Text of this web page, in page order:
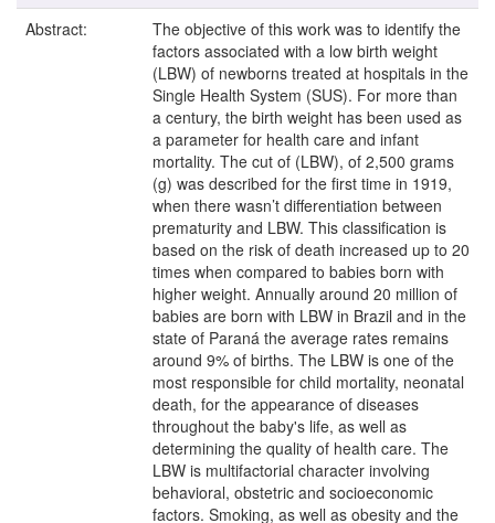
Abstract:
The objective of this work was to identify the
factors associated with a low birth weight
(LBW) of newborns treated at hospitals in the
Single Health System (SUS). For more than
a century, the birth weight has been used as
a parameter for health care and infant
mortality. The cut of (LBW), of 2,500 grams
(g) was described for the first time in 1919,
when there wasn’t differentiation between
prematurity and LBW. This classification is
based on the risk of death increased up to 20
times when compared to babies born with
higher weight. Annually around 20 million of
babies are born with LBW in Brazil and in the
state of Paraná the average rates remains
around 9% of births. The LBW is one of the
most responsible for child mortality, neonatal
death, for the appearance of diseases
throughout the baby's life, as well as
determining the quality of health care. The
LBW is multifactorial character involving
behavioral, obstetric and socioeconomic
factors. Smoking, as well as obesity and the